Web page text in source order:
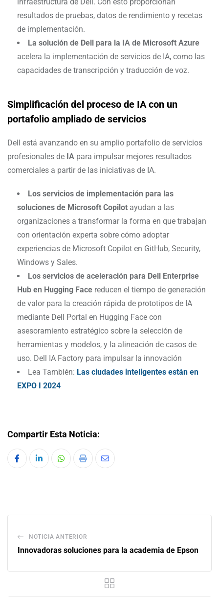
resultados de pruebas, datos de rendimiento y recetas
de implementación.
La solución de Dell para la IA de Microsoft Azure
acelera la implementación de servicios de IA, como las
capacidades de transcripción y traducción de voz.
Simplificación del proceso de IA con un
portafolio ampliado de servicios
Dell está avanzando en su amplio portafolio de servicios
profesionales de IA para impulsar mejores resultados
comerciales a partir de las iniciativas de IA.
Los servicios de implementación para las
soluciones de Microsoft Copilot ayudan a las
organizaciones a transformar la forma en que trabajan
con orientación experta sobre cómo adoptar
experiencias de Microsoft Copilot en GitHub, Security,
Windows y Sales.
Los servicios de aceleración para Dell Enterprise
Hub en Hugging Face reducen el tiempo de generación
de valor para la creación rápida de prototipos de IA
mediante Dell Portal en Hugging Face con
asesoramiento estratégico sobre la selección de
herramientas y modelos, y la alineación de casos de
uso. Dell IA Factory para impulsar la innovación
Lea También: Las ciudades inteligentes están en
EXPO I 2024
Compartir Esta Noticia:
NOTICIA ANTERIOR
Innovadoras soluciones para la academia de Epson